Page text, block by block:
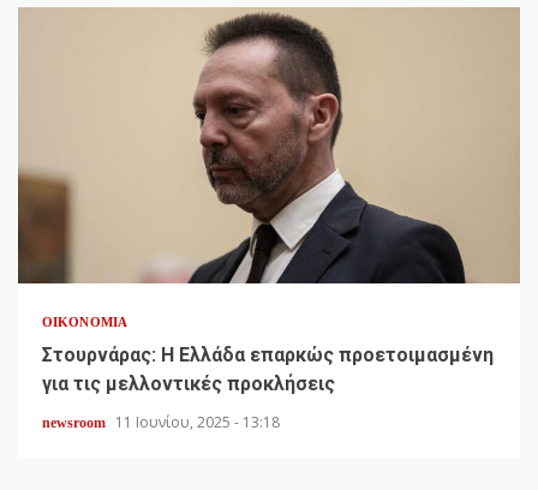
ΟΙΚΟΝΟΜΊΑ
Στουρνάρας: Η Ελλάδα επαρκώς προετοιμασμένη
για τις μελλοντικές προκλήσεις
newsroom 11 Ιουνίου, 2025 - 13:18